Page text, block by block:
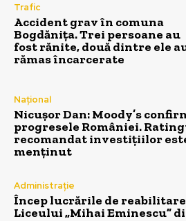
Trafic
Accident grav în comuna
Bogdănița. Trei persoane au
fost rănite, două dintre ele
rămas încarcerate
Național
Nicușor Dan: Moody’s
progresele României.
recomandat investițiilor
menținut
Administrație
Încep lucrările de
Liceului „Mihai Eminescu”